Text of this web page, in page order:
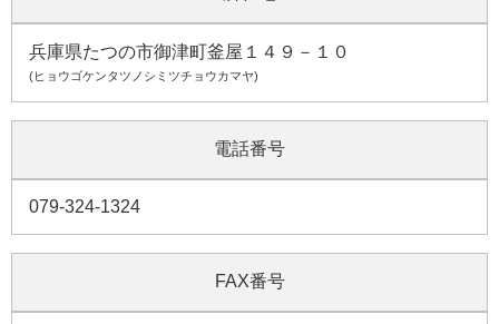
兵庫県たつの市御津町釜屋１４９－１０
(ヒョウゴケンタツノシミツチョウカマヤ)
電話番号
079-324-1324
FAX番号